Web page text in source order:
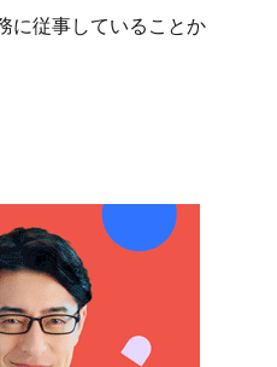
に従事していることか